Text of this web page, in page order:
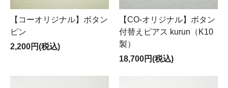
【コーオリジナル】ボタン
ピン
2,200円(税込)
【CO-オリジナル】ボタン
付替えピアス kurun（K10
製）
18,700円(税込)